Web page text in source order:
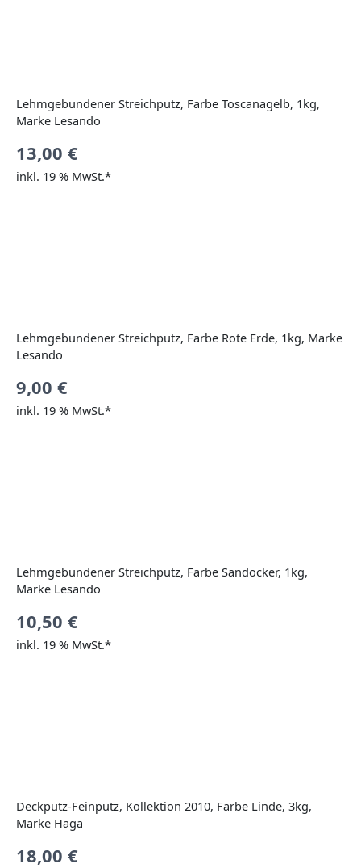
Lehmgebundener Streichputz, Farbe Toscanagelb, 1kg,
Marke Lesando
13,00 €
inkl. 19 % MwSt.*
Lehmgebundener Streichputz, Farbe Rote Erde, 1kg, Marke
Lesando
9,00 €
inkl. 19 % MwSt.*
Lehmgebundener Streichputz, Farbe Sandocker, 1kg,
Marke Lesando
10,50 €
inkl. 19 % MwSt.*
Deckputz-Feinputz, Kollektion 2010, Farbe Linde, 3kg,
Marke Haga
18,00 €